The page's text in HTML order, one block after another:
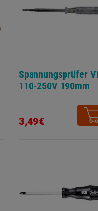
Spannungsprüfer
110-250V 190mm
3,49€